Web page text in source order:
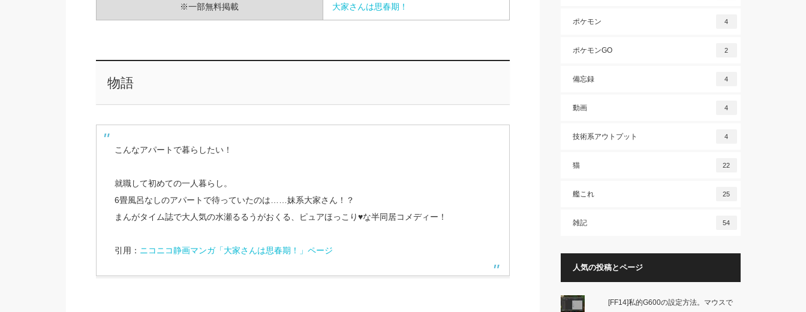
※一部無料掲載 大家さんは思春期！
物語
こんなアパートで暮らしたい！
就職して初めての一人暮らし。
6畳風呂なしのアパートで待っていたのは……妹系大家さん！？
まんがタイム誌で大人気の水瀬るるうがおくる、ピュアほっこり♥な半同居コメディー！
引用： ニコニコ静画マンガ「大家さんは思春期！」ページ
ポケモン 4
ポケモンGO 2
備忘録 4
動画 4
技術系アウトプット 4
猫 22
艦これ 25
雑記 54
人気の投稿とページ
[FF14]私的G600の設定方法。マウスで